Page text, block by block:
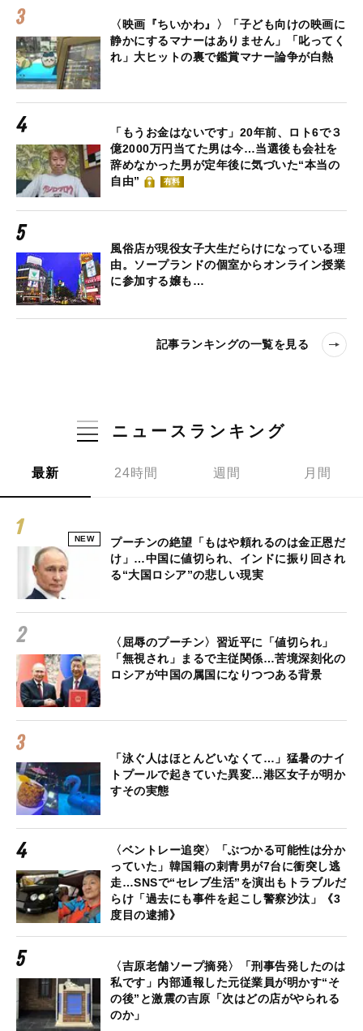
〈映画『ちいかわ』〉「子ども向けの映画に
静かにするマナーはありません」「叱ってく
れ」大ヒットの裏で鑑賞マナー論争が白熱
「もうお金はないです」20年前、ロト6で３
億2000万円当てた男は今…当選後も会社を
辞めなかった男が定年後に気づいた“本当の
自由”
有料
風俗店が現役女子大生だらけになっている理
由。ソープランドの個室からオンライン授業
に参加する嬢も…
記事ランキングの一覧を見る
ニュースランキング
最新 24時間 週間 月間
NEW
プーチンの絶望「もはや頼れるのは金正恩だ
け」…中国に値切られ、インドに振り回され
る“大国ロシア”の悲しい現実
〈屈辱のプーチン〉習近平に「値切られ」
「無視され」まるで主従関係…苦境深刻化の
ロシアが中国の属国になりつつある背景
「泳ぐ人はほとんどいなくて…」猛暑のナイ
トプールで起きていた異変…港区女子が明か
すその実態
〈ベントレー追突〉「ぶつかる可能性は分か
っていた」韓国籍の刺青男が7台に衝突し逃
走…SNSで“セレブ生活”を演出もトラブルだ
らけ「過去にも事件を起こし警察沙汰」《3
度目の逮捕》
〈吉原老舗ソープ摘発〉「刑事告発したのは
私です」内部通報した元従業員が明かす“そ
の後”と激震の吉原「次はどの店がやられる
のか」